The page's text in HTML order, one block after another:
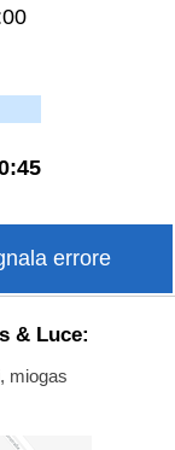
errore
& Luce:
miogas